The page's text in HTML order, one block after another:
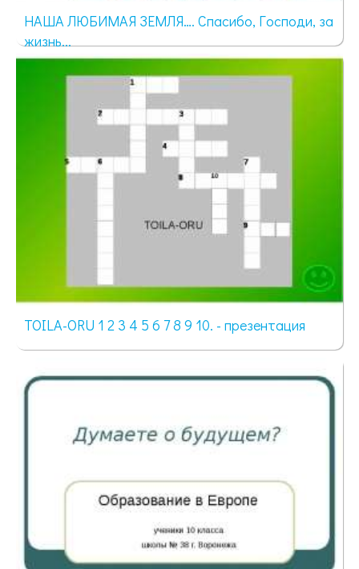
НАША ЛЮБИМАЯ ЗЕМЛЯ…. Спасибо, Господи, за
жизнь...
TOILA-ORU 1 2 3 4 5 6 7 8 9 10. - презентация